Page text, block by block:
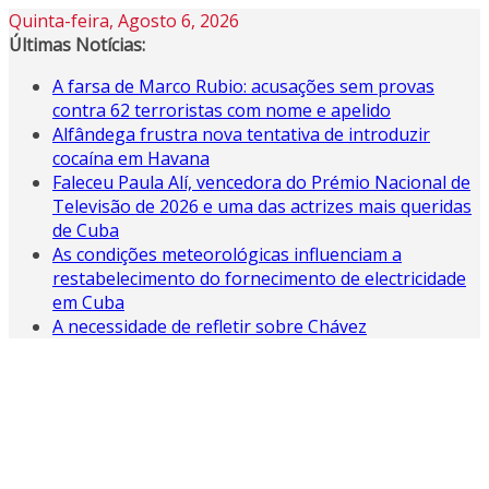
Skip
to
Quinta-feira, Agosto 6, 2026
Últimas Notícias:
A farsa de Marco Rubio: acusações sem provas
contra 62 terroristas com nome e apelido
Alfândega frustra nova tentativa de introduzir
cocaína em Havana
Faleceu Paula Alí, vencedora do Prémio Nacional de
Televisão de 2026 e uma das actrizes mais queridas
de Cuba
As condições meteorológicas influenciam a
restabelecimento do fornecimento de electricidade
em Cuba
A necessidade de refletir sobre Chávez